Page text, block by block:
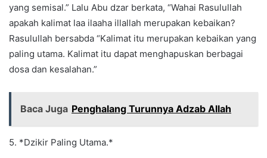
yang semisal.” Lalu Abu dzar berkata, “Wahai Rasulullah
apakah kalimat laa ilaaha illallah merupakan kebaikan?
Rasulullah bersabda “Kalimat itu merupakan kebaikan yang
paling utama. Kalimat itu dapat menghapuskan berbagai
dosa dan kesalahan.”
Baca Juga Penghalang Turunnya Adzab Allah
5. *Dzikir Paling Utama.*